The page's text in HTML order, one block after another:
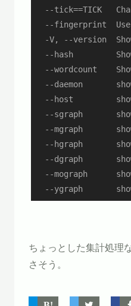
--tick==TICK
--fingerprint
-V, --version
--hash
--wordcount
--daemon
--host
--sgraph
--mgraph
--hgraph
--dgraph
--mograph
--ygraph
ちょっとした集計処理
さそう。